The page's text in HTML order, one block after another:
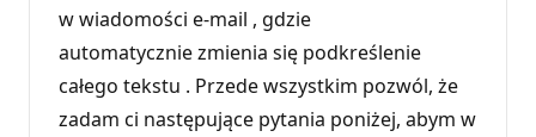
w wiadomości e-mail , gdzie
automatycznie zmienia się podkreślenie
całego tekstu . Przede wszystkim pozwól, że
zadam ci następujące pytania poniżej, abym w